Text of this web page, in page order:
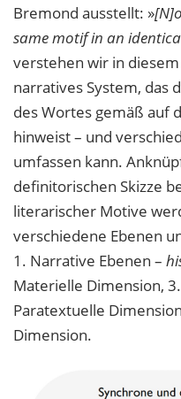
Bremond ausstellt: »
same motif in an
verstehen wir in
narratives System, das
des Wortes gemäß auf
hinweist – und
umfassen kann.
definitorischen Skizze
literarischer Motive
verschiedene Ebenen
1. Narrative Ebenen –
Materielle Dimension,
Paratextuelle
Dimension.